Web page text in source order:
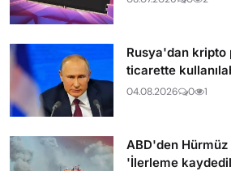
Rusya'dan kripto
ticarette
04.08.2026 0 1
ABD'den Hürmüz
'İlerleme